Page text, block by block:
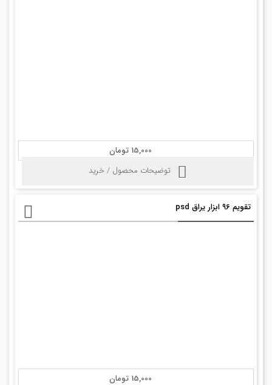
15,000 تومان
توضیحات محصول / خرید
تقویم ۹۶ ابزار یراق psd
15,000 تومان